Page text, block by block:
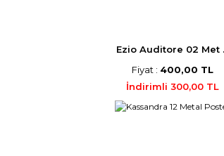
Ezio Auditore 02 Met
Fiyat : 400,00 TL
İndirimli 300,00 TL